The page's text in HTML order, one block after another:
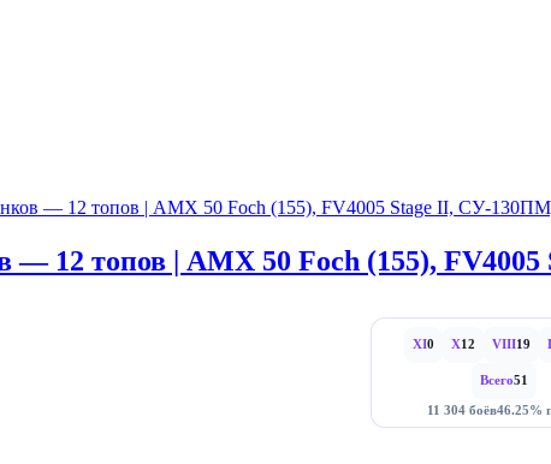
— 12 топов | AMX 50 Foch (155),
XI0 X12 VIII19
Всего51
11 304 боёв46.25%